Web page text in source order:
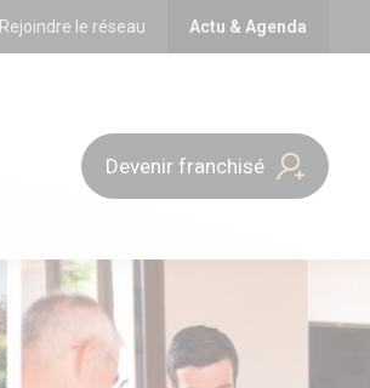
Rejoindre le réseau Actu & Agenda
Devenir franchisé